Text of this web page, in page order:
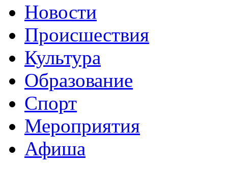
Новости
Происшествия
Культура
Образование
Спорт
Мероприятия
Афиша